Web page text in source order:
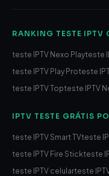
RANKING TESTE IPTV
teste IPTV Nexo Playteste
teste IPTV Play Proteste
teste IPTV Topteste IPTV
IPTV TESTE GRÁTIS
teste IPTV Smart TVteste
teste IPTV Fire Stickteste
teste IPTV celularteste